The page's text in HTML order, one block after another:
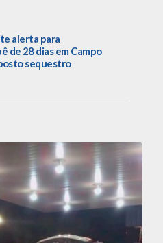
alerta para
de 28 dias em Campo
sequestro